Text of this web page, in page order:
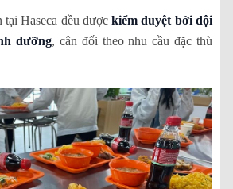
tại Haseca đều đượckiểm duyệt bởi đội
dưỡng, cân đối theo nhu cầu đặc thù